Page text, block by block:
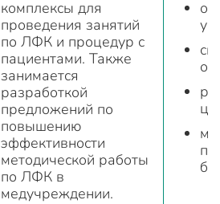
комплексы для
проведения занятий
по ЛФК и процедур с
пациентами. Также
занимается
разработкой
предложений по
повышению
эффективности
методической работы
по ЛФК в
медучреждении.